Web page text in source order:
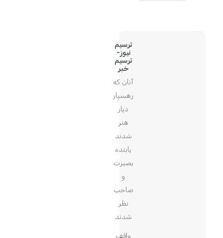
ترسیم
نیوز-
ترسیم
خبر
آنان که
رهسپار
دیار
هنر
شدند
یابنده
بصیرت
و
صاحب
نظر
شدند
واقف